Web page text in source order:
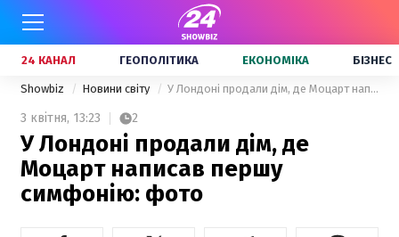
24 КАНАЛ ГЕОПОЛІТИКА ЕКОНОМІКА БІЗНЕС
Showbiz Новини світу У Лондоні продали дім, де Моцарт написав першу симфонію: фото
3 квітня, 13:23 2
У Лондоні продали дім, де
Моцарт написав першу
симфонію: фото